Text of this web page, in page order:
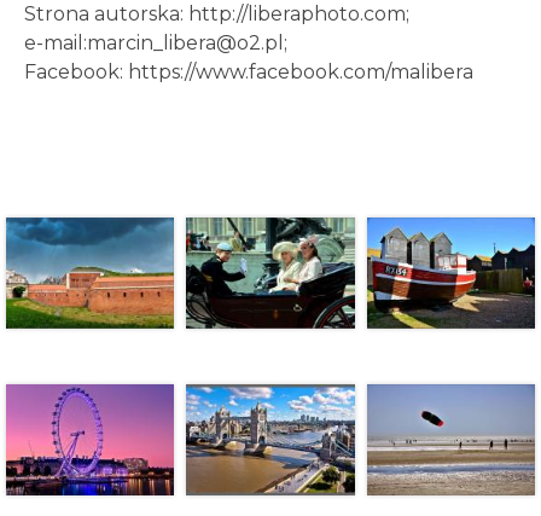
Strona autorska: http://liberaphoto.com;
e-mail:marcin_libera@o2.pl;
Facebook: https://www.facebook.com/malibera